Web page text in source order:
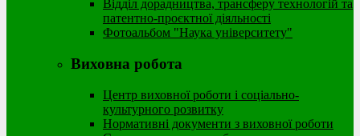
Відділ дорадництва, трансферу технологій та
патентно-проєктної діяльності
Фотоальбом "Наука університету"
Виховна робота
Центр виховної роботи і соціально-
культурного розвитку
Нормативні документи з виховної роботи